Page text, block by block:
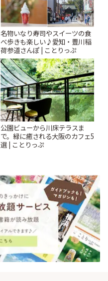
名物いなり寿司やスイーツの食
べ歩きも楽しい♪愛知・豊川稲
荷参道さんぽ | ことりっぷ
公園ビューから川床テラスま
で。緑に癒される大阪のカフェ5
選 | ことりっぷ